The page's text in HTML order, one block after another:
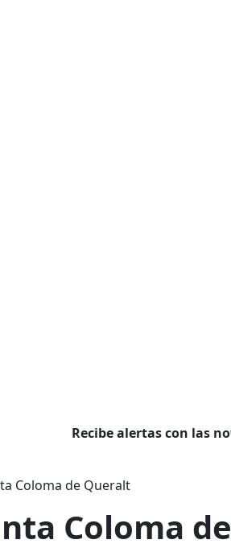
Recibe alertas con las
Coloma de Queralt
Coloma